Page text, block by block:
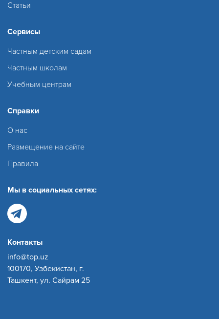
Статьи
Сервисы
Частным детским садам
Частным школам
Учебным центрам
Справки
О нас
Размещение на сайте
Правила
Мы в социальных сетях:
Контакты
info@top.uz
100170, Узбекистан, г.
Ташкент, ул. Сайрам 25